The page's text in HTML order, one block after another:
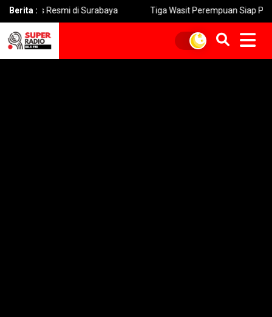
Berita :
Resmi di Surabaya Tiga Wasit Perempuan Siap Pimpin Laga